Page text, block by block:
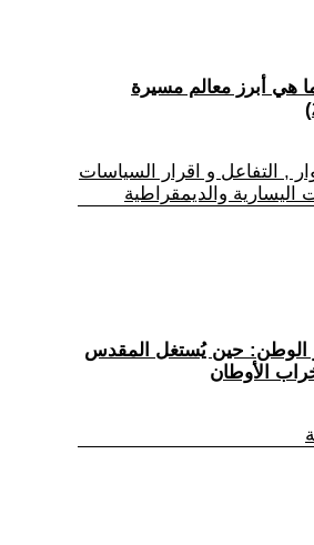
في ذكراه ال ٨٠ ما هي أبرز معالم مسيرة
, التفاعل و اقرار السياسات
والديمقراطية
الوطن: حين يُستغل المقدس
الأوطان